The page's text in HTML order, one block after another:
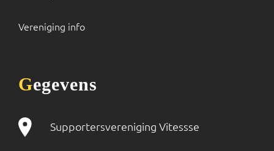
Vereniging info
Gegevens
Supportersvereniging Vitessse